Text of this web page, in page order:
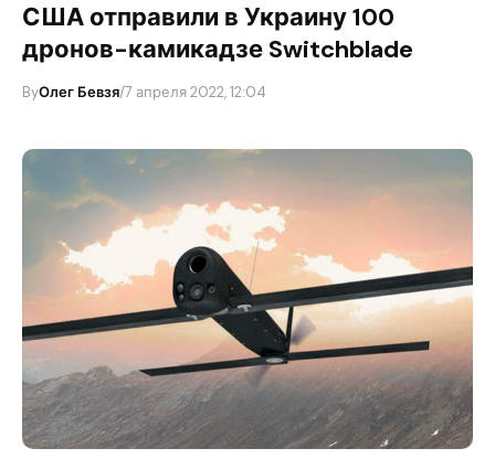
США отправили в Украину 100
дронов-камикадзе Switchblade
ByОлег Бевзя/7 апреля 2022, 12:04